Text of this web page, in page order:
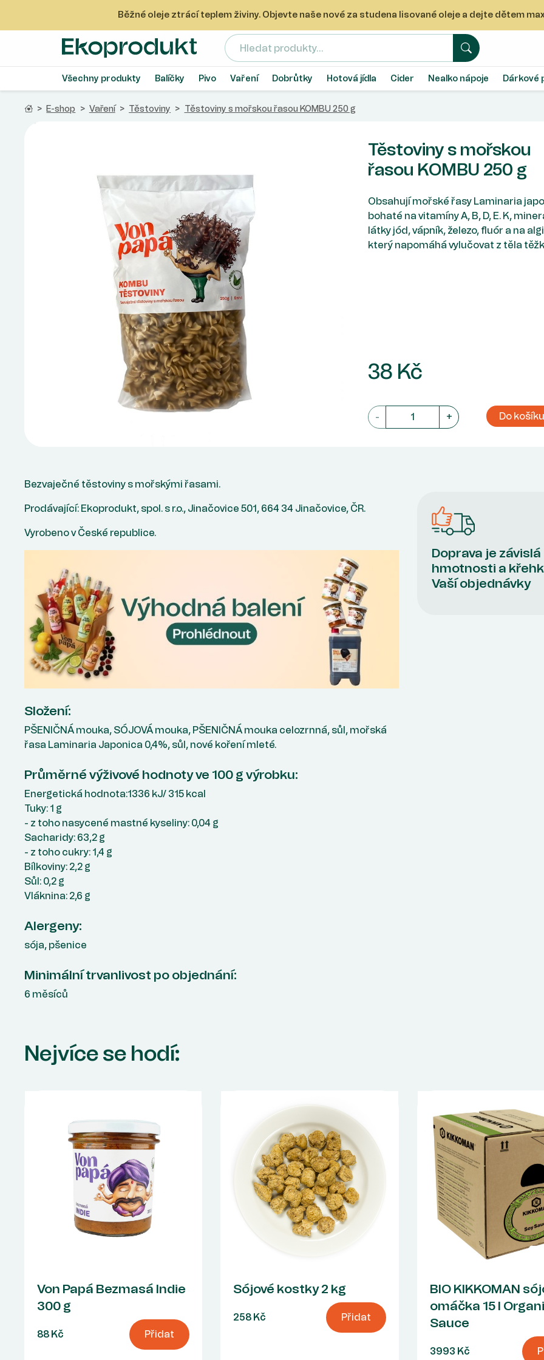
Běžné oleje ztrácí teplem živiny. Objevte naše nové za studena lisované oleje a dejte dětem
Ekoprodukt e-shop Hledat
Všechny produkty Balíčky Pivo Vaření Dobrůtky Hotová jídla Cider Nealko nápoje Dárkové
Domů
> E-shop > Vaření > Těstoviny > Těstoviny s mořskou řasou KOMBU 250 g
Těstoviny s mořskou
řasou KOMBU 250 g
Obsahují mořské řasy Laminaria
bohaté na vitamíny A, B, D, E. K,
látky jód, vápník, železo, fluór a na
který napomáhá vylučovat z těla
38 Kč
- + Do košíku
Bezvaječné těstoviny s mořskými řasami.
Prodávající: Ekoprodukt, spol. s r.o., Jinačovice 501, 664 34 Jinačovice, ČR.
Vyrobeno v České republice.
Složení:
PŠENIČNÁ mouka, SÓJOVÁ mouka, PŠENIČNÁ mouka celozrnná, sůl, mořská
řasa Laminaria Japonica 0,4%, sůl, nové koření mleté.
Průměrné výživové hodnoty ve 100 g výrobku:
Energetická hodnota:1336 kJ/ 315 kcal
Tuky: 1 g
- z toho nasycené mastné kyseliny: 0,04 g
Sacharidy: 63,2 g
- z toho cukry: 1,4 g
Bílkoviny: 2,2 g
Sůl: 0,2 g
Vláknina: 2,6 g
Alergeny:
sója, pšenice
Minimální trvanlivost po objednání:
6 měsíců
Doprava je závislá
hmotnosti a
Vaší objednávky
Nejvíce se hodí:
Von Papá Bezmasá Indie
300 g
88 Kč Přidat
Sójové kostky 2 kg
258 Kč Přidat
BIO KIKKOMAN
omáčka 15 l
Sauce
3993 Kč